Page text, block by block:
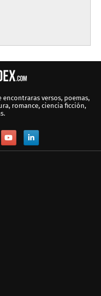
versos, poemas,
romance, ciencia ficción,